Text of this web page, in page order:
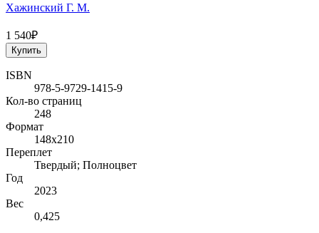
Хажинский Г. М.
1 540₽
Купить
ISBN
978-5-9729-1415-9
Кол-во страниц
248
Формат
148х210
Переплет
Твердый; Полноцвет
Год
2023
Вес
0,425